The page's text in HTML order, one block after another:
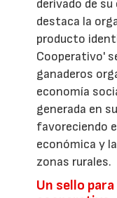
derivado de
destaca la
producto
Cooperativo'
ganaderos
economía
generada en
favoreciendo
económica y
zonas rurales.
Un sello